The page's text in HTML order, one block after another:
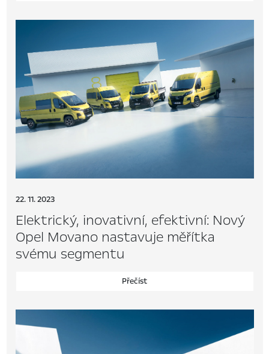
22. 11. 2023
Elektrický, inovativní, efektivní: Nový
Opel Movano nastavuje měřítka
svému segmentu
Přečíst